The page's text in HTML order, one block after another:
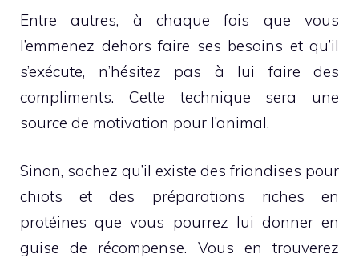
Entre autres, à chaque fois que vous
l’emmenez dehors faire ses besoins et qu’il
s’exécute, n’hésitez pas à lui faire des
compliments. Cette technique sera une
source de motivation pour l’animal.
Sinon, sachez qu’il existe des friandises pour
chiots et des préparations riches en
protéines que vous pourrez lui donner en
guise de récompense. Vous en trouverez